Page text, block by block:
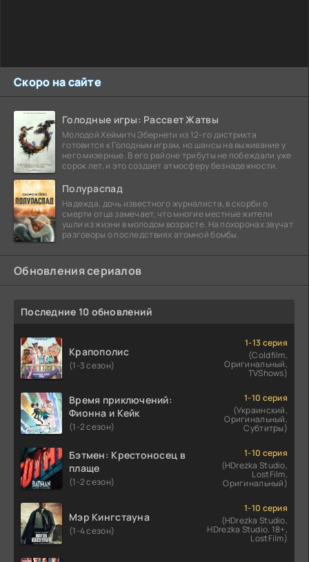
Скоро на сайте
Голодные игры: Рассвет Жатвы
Молодой Хеймитч Эбернети из 12-го дистрикта
готовится к Голодным играм, но шансы на выживание у
него мизерные. В его районе трибуты не побеждали уже
сорок лет, и это создает атмосферу безнадежности.
Полураспад
Надежда, дочь известного журналиста, в скорби о
смерти отца замечает, что многие местные жители
ушли из жизни в молодом возрасте. На похоронах звучат
разговоры о последствиях атомной бомбы.
Обновления сериалов
Последние 10 обновлений
Крапополис
(1-3 сезон)
1-13 серия
(Coldfilm,
Оригинальный,
TVShows)
Время приключений:
Фионна и Кейк
(1-2 сезон)
1-10 серия
(Украинский,
Оригинальный,
Субтитры)
Бэтмен: Крестоносец в
плаще
(1-2 сезон)
1-10 серия
(HDrezka Studio,
LostFilm,
Оригинальный)
Мэр Кингстауна
(1-4 сезон)
1-10 серия
(HDrezka Studio,
HDrezka Studio. 18+,
LostFilm)